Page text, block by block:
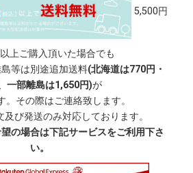
5,500円
上ご購入頂いた場合でも
等は別途追加送料(北海道は770円・
一部離島は1,650円)が
。その際はご連絡致します。
び発送のみ対応しております。
の場合は下記サービスをご利用下さ
い。